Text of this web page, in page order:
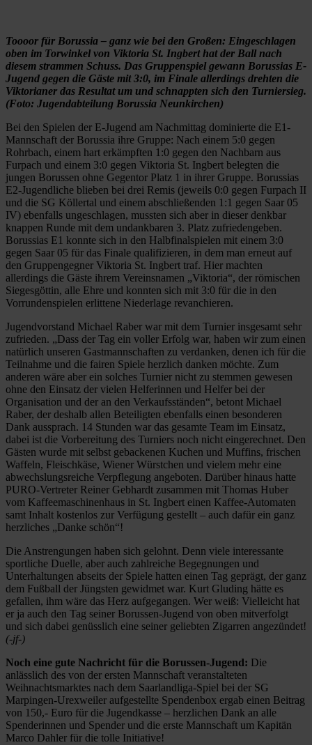
Toooor für Borussia – ganz wie bei den Großen: Eingeschlagen
oben im Torwinkel von Viktoria St. Ingbert hat der Ball nach
diesem strammen Schuss. Das Gruppenspiel gewann Borussias E-
Jugend gegen die Gäste mit 3:0, im Finale allerdings drehten die
Viktorianer das Resultat um und schnappten sich den Turniersieg.
(Foto: Jugendabteilung Borussia Neunkirchen)
Bei den Spielen der E-Jugend am Nachmittag dominierte die E1-
Mannschaft der Borussia ihre Gruppe: Nach einem 5:0 gegen
Rohrbach, einem hart erkämpften 1:0 gegen den Nachbarn aus
Furpach und einem 3:0 gegen Viktoria St. Ingbert belegten die
jungen Borussen ohne Gegentor Platz 1 in ihrer Gruppe. Borussias
E2-Jugendliche blieben bei drei Remis (jeweils 0:0 gegen Furpach II
und die SG Köllertal und einem abschließenden 1:1 gegen Saar 05
IV) ebenfalls ungeschlagen, mussten sich aber in dieser denkbar
knappen Runde mit dem undankbaren 3. Platz zufriedengeben.
Borussias E1 konnte sich in den Halbfinalspielen mit einem 3:0
gegen Saar 05 für das Finale qualifizieren, in dem man erneut auf
den Gruppengegner Viktoria St. Ingbert traf. Hier machten
allerdings die Gäste ihrem Vereinsnamen „Viktoria“, der römischen
Siegesgöttin, alle Ehre und konnten sich mit 3:0 für die in den
Vorrundenspielen erlittene Niederlage revanchieren.
Jugendvorstand Michael Raber war mit dem Turnier insgesamt sehr
zufrieden. „Dass der Tag ein voller Erfolg war, haben wir zum einen
natürlich unseren Gastmannschaften zu verdanken, denen ich für die
Teilnahme und die fairen Spiele herzlich danken möchte. Zum
anderen wäre aber ein solches Turnier nicht zu stemmen gewesen
ohne den Einsatz der vielen Helferinnen und Helfer bei der
Organisation und der an den Verkaufsständen“, betont Michael
Raber, der deshalb allen Beteiligten ebenfalls einen besonderen
Dank aussprach. 14 Stunden war das gesamte Team im Einsatz,
dabei ist die Vorbereitung des Turniers noch nicht eingerechnet. Den
Gästen wurde mit selbst gebackenen Kuchen und Muffins, frischen
Waffeln, Fleischkäse, Wiener Würstchen und vielem mehr eine
abwechslungsreiche Verpflegung angeboten. Darüber hinaus hatte
PURO-Vertreter Reiner Gebhardt zusammen mit Thomas Huber
vom Kaffeemaschinenhaus in St. Ingbert einen Kaffee-Automaten
samt Inhalt kostenlos zur Verfügung gestellt – auch dafür ein ganz
herzliches „Danke schön“!
Die Anstrengungen haben sich gelohnt. Denn viele interessante
sportliche Duelle, aber auch zahlreiche Begegnungen und
Unterhaltungen abseits der Spiele hatten einen Tag geprägt, der ganz
dem Fußball der Jüngsten gewidmet war. Kurt Gluding hätte es
gefallen, ihm wäre das Herz aufgegangen. Wer weiß: Vielleicht hat
er ja auch den Tag seiner Borussen-Jugend von oben mitverfolgt
und sich dabei genüsslich eine seiner geliebten Zigarren angezündet!
(-jf-)
Noch eine gute Nachricht für die Borussen-Jugend: Die
anlässlich des von der ersten Mannschaft veranstalteten
Weihnachtsmarktes nach dem Saarlandliga-Spiel bei der SG
Marpingen-Urexweiler aufgestellte Spendenbox ergab einen Beitrag
von 150,- Euro für die Jugendkasse – herzlichen Dank an alle
Spenderinnen und Spender und die erste Mannschaft um Kapitän
Marco Dahler für die tolle Initiative!